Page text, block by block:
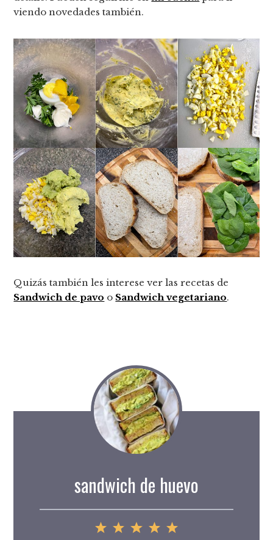
viendo novedades también.
Quizás también les interese ver las recetas de
Sandwich de pavo o Sandwich vegetariano.
sandwich de huevo
5
4
3
2
1